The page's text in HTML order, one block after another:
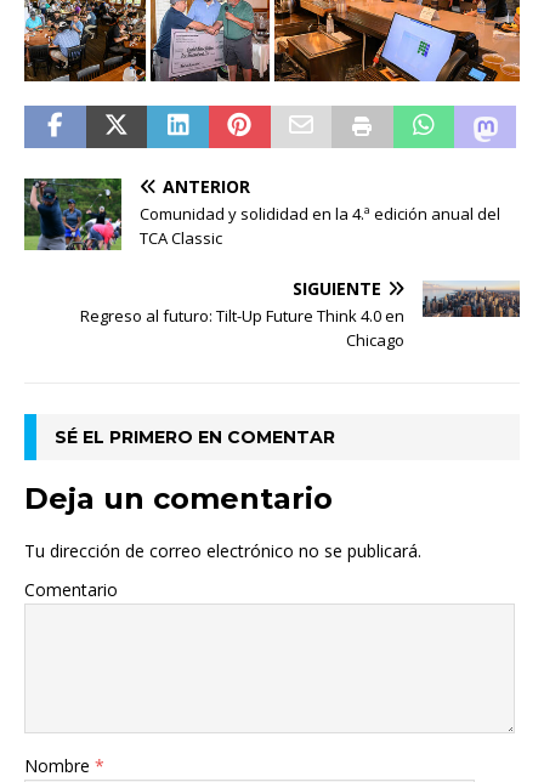
ANTERIOR
Comunidad y solididad en la 4.ª edición anual del
TCA Classic
SIGUIENTE
Regreso al futuro: Tilt-Up Future Think 4.0 en
Chicago
SÉ EL PRIMERO EN COMENTAR
Deja un comentario
Tu dirección de correo electrónico no se publicará.
Comentario
Nombre *